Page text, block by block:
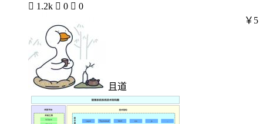
 1.2k  0  0
且道
￥5